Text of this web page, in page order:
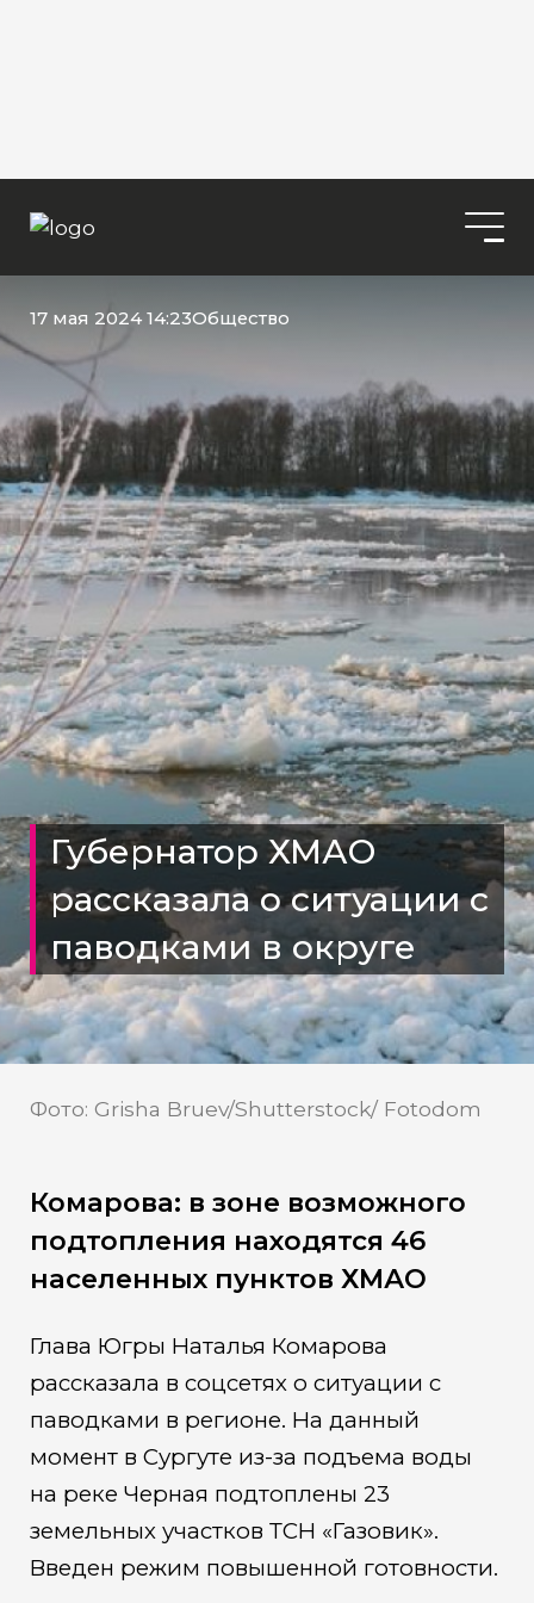
17 мая 2024 14:23Общество
Губернатор ХМАО
рассказала о ситуации с
паводками в округе
Фото: Grisha Bruev/Shutterstock/ Fotodom
Комарова: в зоне возможного
подтопления находятся 46
населенных пунктов ХМАО
Глава Югры Наталья Комарова
рассказала в соцсетях о ситуации с
паводками в регионе. На данный
момент в Сургуте из-за подъема воды
на реке Черная подтоплены 23
земельных участков ТСН «Газовик».
Введен режим повышенной готовности.